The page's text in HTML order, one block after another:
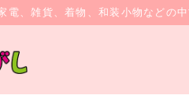
電、雑貨、着物、和装小物などの